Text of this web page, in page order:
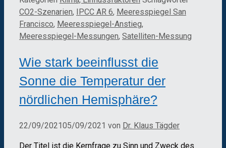
CO2-Szenarien, IPCC AR 6, Meeresspiegel San
Francisco, Meeresspiegel-Anstieg,
Meeresspiegel-Messungen, Satelliten-Messung
Wie stark beeinflusst die
Sonne die Temperatur der
nördlichen Hemisphäre?
22/09/202105/09/2021 von Dr. Klaus Tägder
Der Titel ist die Kernfrage zu Sinn und Zweck des